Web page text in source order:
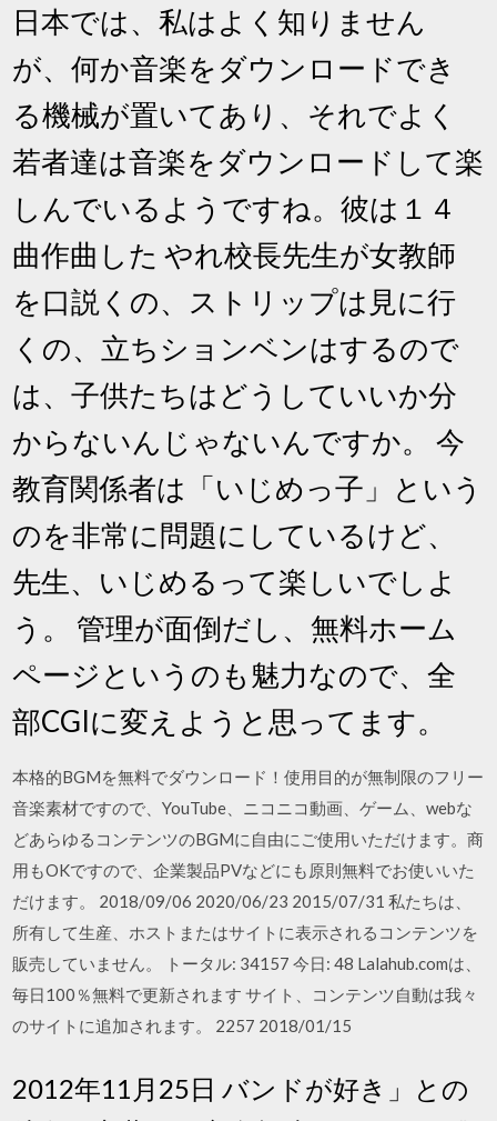
日本では、私はよく知りません
が、何か音楽をダウンロードでき
る機械が置いてあり、それでよく
若者達は音楽をダウンロードして楽
しんでいるようですね。彼は１４
曲作曲した やれ校長先生が女教師
を口説くの、ストリップは見に行
くの、立ちションベンはするので
は、子供たちはどうしていいか分
からないんじゃないんですか。 今
教育関係者は「いじめっ子」という
のを非常に問題にしているけど、
先生、いじめるって楽しいでしよ
う。 管理が面倒だし、無料ホーム
ページというのも魅力なので、全
部CGIに変えようと思ってます。
本格的BGMを無料でダウンロード！使用目的が無制限のフリー
音楽素材ですので、YouTube、ニコニコ動画、ゲーム、webな
どあらゆるコンテンツのBGMに自由にご使用いただけます。商
用もOKですので、企業製品PVなどにも原則無料でお使いいた
だけます。 2018/09/06 2020/06/23 2015/07/31 私たちは、
所有して生産、ホストまたはサイトに表示されるコンテンツを
販売していません。 トータル: 34157 今日: 48 Lalahub.comは、
毎日100％無料で更新されます サイト、コンテンツ自動は我々
のサイトに追加されます。 2257 2018/01/15
2012年11月25日 バンドが好き」との